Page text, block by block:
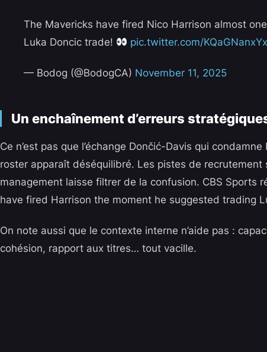
The Mavericks have fired Nico Harrison almost
Luka Doncic trade!
pic.twitter.com/KQaGNanxYx
— Bodog (@BodogCA) November 11, 2025
Un enchaînement d’erreurs
Ce n’est pas que l’échange Dončić-Davis qui condamne
roster apparaît déséquilibré. Les pistes de recrutement
management laisse filtrer de la confusion. CBS Sports
have fired Harrison the moment he suggested trading
On note aussi que le contexte interne n’aide pas :
cohésion, rapport aux titres… tout vacille.